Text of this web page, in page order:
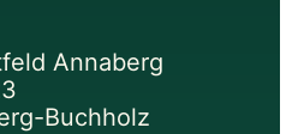
Annaberg
Buchholz